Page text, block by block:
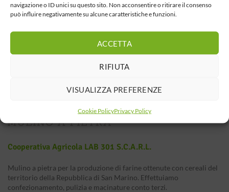
navigazione o ID unici su questo sito. Non acconsentire o ritirare il consenso
può influire negativamente su alcune caratteristiche e funzioni.
ACCETTA
RIFIUTA
VISUALIZZA PREFERENZE
Cookie PolicyPrivacy Policy
Cooperativa Agricola LAB 301 S.c.a.r.l.
Mulino a pietra per la produzione di farine ottenute con cereali del
territorio della Repubblica di San Marino. Effettuiamo
confezionamento, pulizia e macinature conto terzi.